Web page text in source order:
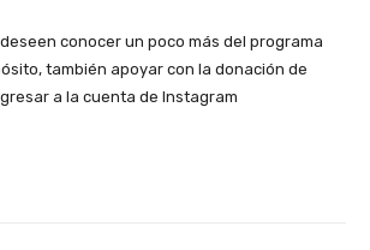
conocer un poco más del programa
también apoyar con la donación de
a la cuenta de Instagram